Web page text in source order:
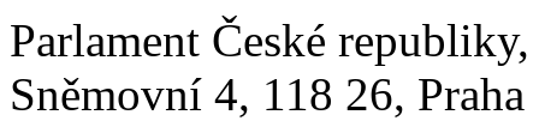
Parlament České
Sněmovní 4, 118 26,